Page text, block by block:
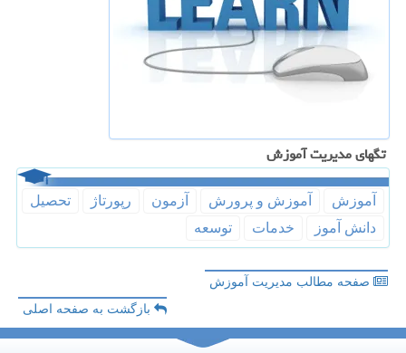
تگهای مدیریت آموزش
آموزش آموزش و پرورش آزمون رپورتاژ
تحصیل
دانش آموز
خدمات توسعه
صفحه مطالب مدیریت آموزش
بازگشت به صفحه اصلی